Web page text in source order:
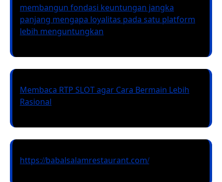
membangun fondasi keuntungan jangka
panjang mengapa loyalitas pada satu platform
lebih menguntungkan
Membaca RTP SLOT agar Cara Bermain Lebih
Rasional
https://babalsalamrestaurant.com/